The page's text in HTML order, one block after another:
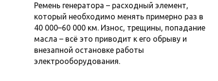
Ремень генератора – расходный элемент,
который необходимо менять примерно раз в
40 000–60 000 км. Износ, трещины, попадание
масла – всё это приводит к его обрыву и
внезапной остановке работы
электрооборудования.